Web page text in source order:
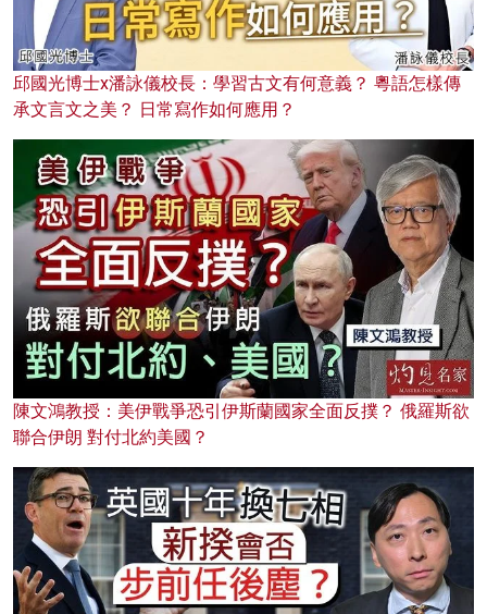
邱國光博士x潘詠儀校長：學習古文有何意義？ 粵語怎樣傳
承文言文之美？ 日常寫作如何應用？
陳文鴻教授：美伊戰爭恐引伊斯蘭國家全面反撲？ 俄羅斯欲
聯合伊朗 對付北約美國？